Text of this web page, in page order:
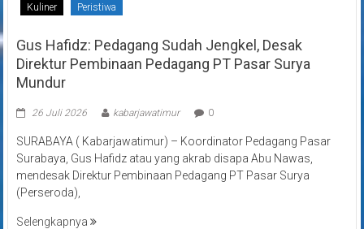
Kuliner Peristiwa
Gus Hafidz: Pedagang Sudah Jengkel, Desak
Direktur Pembinaan Pedagang PT Pasar Surya
Mundur
26 Juli 2026 kabarjawatimur 0
SURABAYA ( Kabarjawatimur) – Koordinator Pedagang Pasar
Surabaya, Gus Hafidz atau yang akrab disapa Abu Nawas,
mendesak Direktur Pembinaan Pedagang PT Pasar Surya
(Perseroda),
Selengkapnya